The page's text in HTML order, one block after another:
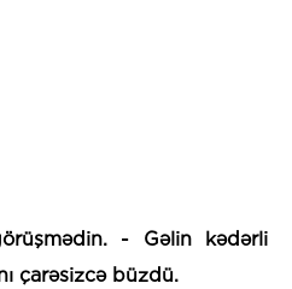
- Gəlin kədərli
çarəsizcə büzdü.